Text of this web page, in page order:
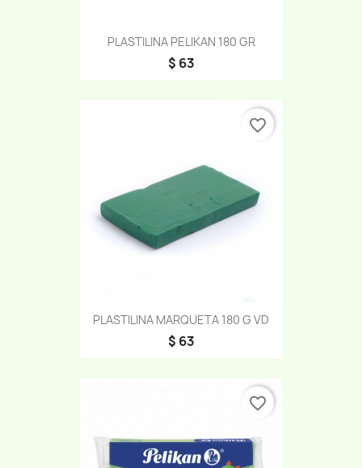
PLASTILINA PELIKAN 180 GR
$ 63
PLASTILINA MARQUETA 180 G VD
$ 63
favorite_border
favorite_border